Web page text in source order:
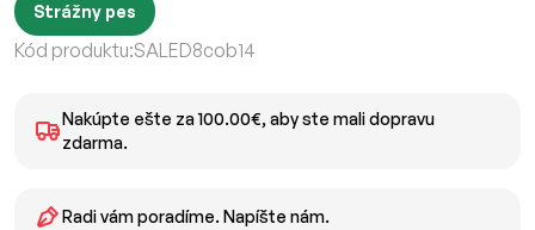
Strážny pes
Kód produktu:SALED8cob14
Nakúpte ešte za 100.00€, aby ste mali dopravu
zdarma.
Radi vám poradíme. Napíšte nám.